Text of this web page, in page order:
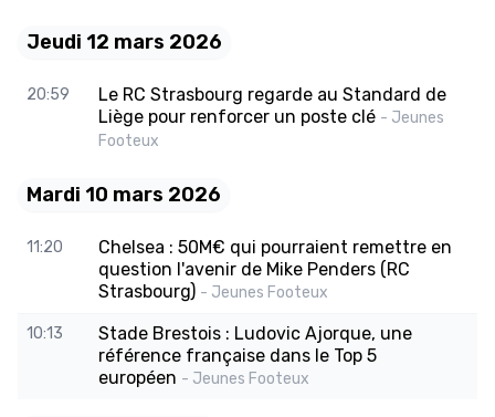
Jeudi 12 mars 2026
20:59
Le RC Strasbourg regarde au Standard de
Liège pour renforcer un poste clé - Jeunes
Footeux
Mardi 10 mars 2026
11:20
Chelsea : 50M€ qui pourraient remettre en
question l'avenir de Mike Penders (RC
Strasbourg) - Jeunes Footeux
10:13
Stade Brestois : Ludovic Ajorque, une
référence française dans le Top 5
européen - Jeunes Footeux